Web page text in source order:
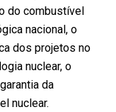
do combustível
nacional, o
dos projetos no
nuclear, o
da
nuclear.